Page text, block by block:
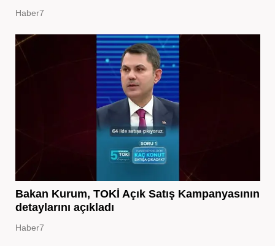
Haber7
Bakan Kurum, TOKİ Açık Satış Kampanyasının
detaylarını açıkladı
Haber7